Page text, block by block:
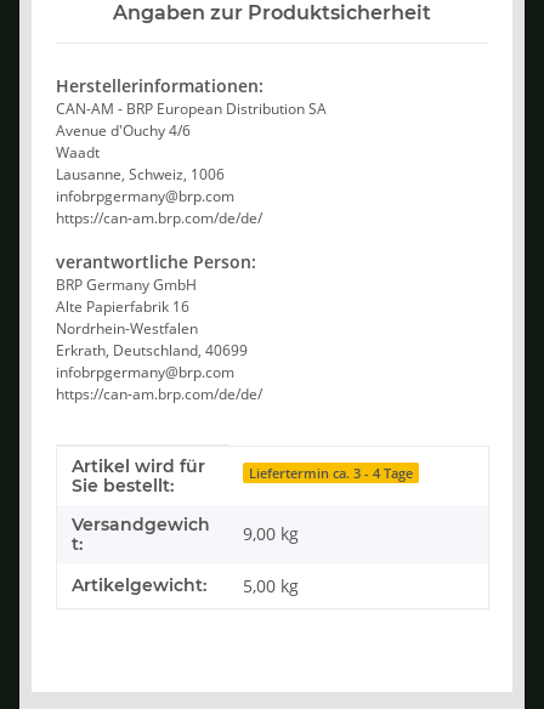
Angaben zur Produktsicherheit
Herstellerinformationen:
CAN-AM - BRP European Distribution SA
Avenue d'Ouchy 4/6
Waadt
Lausanne, Schweiz, 1006
infobrpgermany@brp.com
https://can-am.brp.com/de/de/
verantwortliche Person:
BRP Germany GmbH
Alte Papierfabrik 16
Nordrhein-Westfalen
Erkrath, Deutschland, 40699
infobrpgermany@brp.com
https://can-am.brp.com/de/de/
Produkteigenschaft
Wert
Artikel wird für
Sie bestellt:
Liefertermin ca. 3 - 4 Tage
Versandgewich
t:
9,00 kg
Artikelgewicht: 5,00 kg